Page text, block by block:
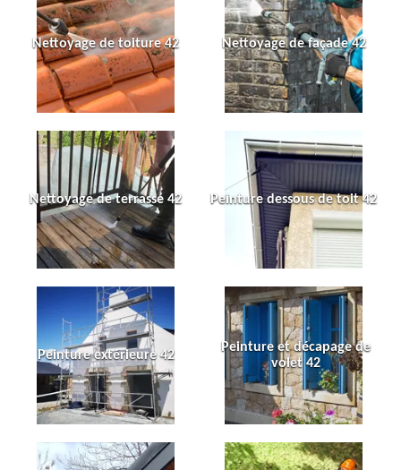
Nettoyage de toiture 42 Nettoyage de façade 42
Nettoyage de terrasse 42 Peinture dessous de toit 42
Peinture extérieure 42
Peinture et décapage de
volet 42